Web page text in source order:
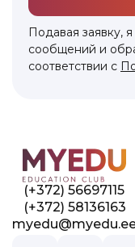
Подавая заявку,
сообщений и
соответствии с
(+372) 56697115
(+372) 58136163